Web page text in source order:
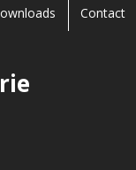
Contact